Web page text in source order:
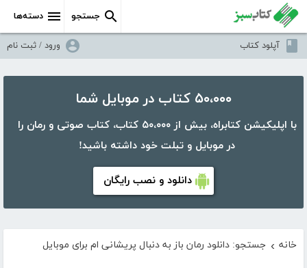
دسته‌ها جستجو
آپلود کتاب ورود / ثبت نام
۵۰،۰۰۰ کتاب در موبایل شما
با اپلیکیشن کتابراه، بیش از ۵۰،۰۰۰ کتاب، کتاب صوتی و رمان را
در موبایل و تبلت خود داشته باشید!
دانلود و نصب رایگان
خانه › جستجو: دانلود رمان باز به دنبال پریشانی ام برای موبایل